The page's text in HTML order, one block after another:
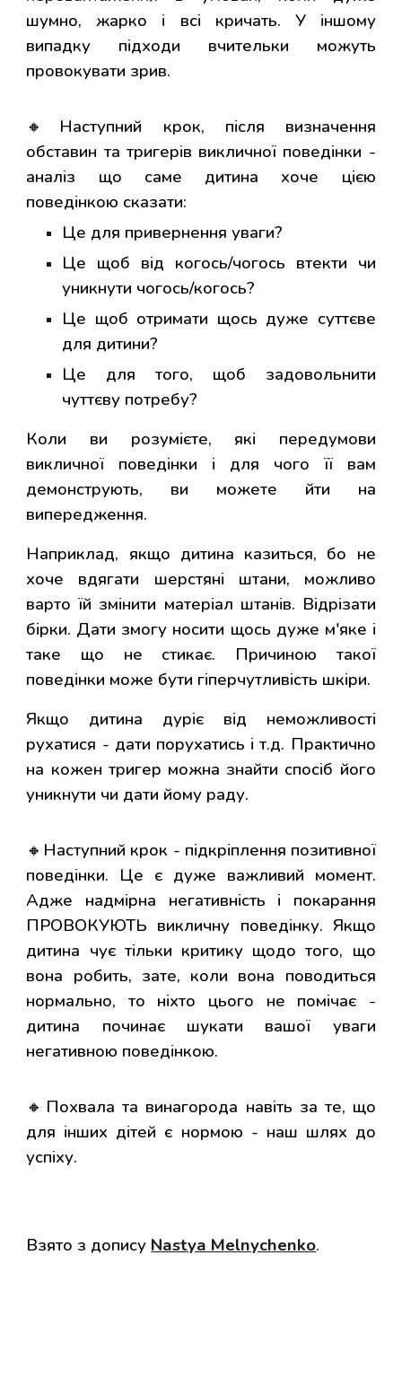
шумно, жарко і всі кричать. У іншому
випадку підходи вчительки можуть
провокувати зрив.
🔸Наступний крок, після визначення
обставин та тригерів викличної поведінки -
аналіз що саме дитина хоче цією
поведінкою сказати:
Це для привернення уваги?
Це щоб від когось/чогось втекти чи
уникнути чогось/когось?
Це щоб отримати щось дуже суттєве
для дитини?
Це для того, щоб задовольнити
чуттєву потребу?
Коли ви розумієте, які передумови
викличної поведінки і для чого її вам
демонструють, ви можете йти на
випередження.
Наприклад, якщо дитина казиться, бо не
хоче вдягати шерстяні штани, можливо
варто їй змінити матеріал штанів. Відрізати
бірки. Дати змогу носити щось дуже м'яке і
таке що не стикає. Причиною такої
поведінки може бути гіперчутливість шкіри.
Якщо дитина дуріє від неможливості
рухатися - дати порухатись і т.д. Практично
на кожен тригер можна знайти спосіб його
уникнути чи дати йому раду.
🔸Наступний крок - підкріплення позитивної
поведінки. Це є дуже важливий момент.
Адже надмірна негативність і покарання
ПРОВОКУЮТЬ викличну поведінку. Якщо
дитина чує тільки критику щодо того, що
вона робить, зате, коли вона поводиться
нормально, то ніхто цього не помічає -
дитина починає шукати вашої уваги
негативною поведінкою.
🔸Похвала та винагорода навіть за те, що
для інших дітей є нормою - наш шлях до
успіху.
Взято з допису Nastya Melnychenko.